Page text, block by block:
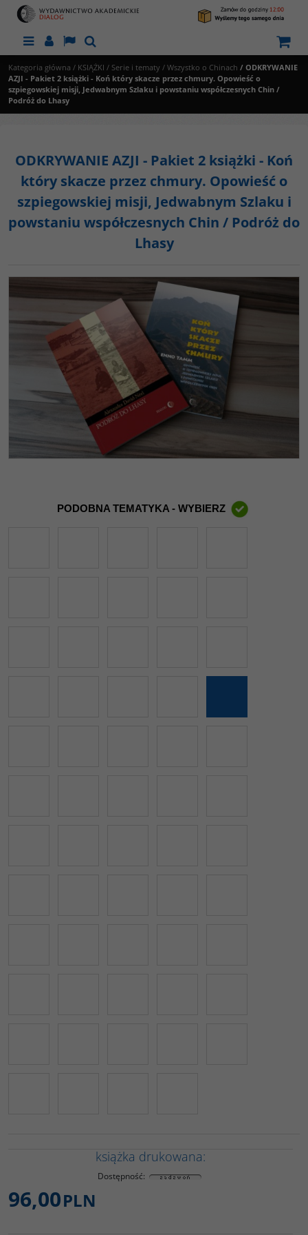
MenuPanelLangSzukaj
Kategoria główna / KSIĄŻKI / Serie i tematy / Wszystko o Chinach / ODKRYWANIE
AZJI - Pakiet 2 książki - Koń który skacze przez chmury. Opowieść o
szpiegowskiej misji, Jedwabnym Szlaku i powstaniu współczesnych Chin /
Podróż do Lhasy
ODKRYWANIE AZJI - Pakiet 2 książki - Koń
który skacze przez chmury. Opowieść o
szpiegowskiej misji, Jedwabnym Szlaku i
powstaniu współczesnych Chin / Podróż do
Lhasy
PODOBNA TEMATYKA - WYBIERZ
książka drukowana:
Dostępność:
96,00PLN